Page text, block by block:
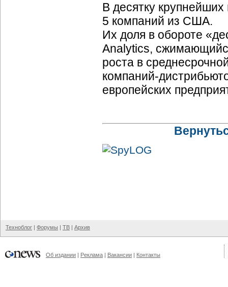
В десятку
5 компаний из США.
Их доля в обороте
Analytics,
роста в
компаний-
европейских
Техноблог | Форумы | ТВ | Архив
Об издании | Реклама | Вакансии | Контакты